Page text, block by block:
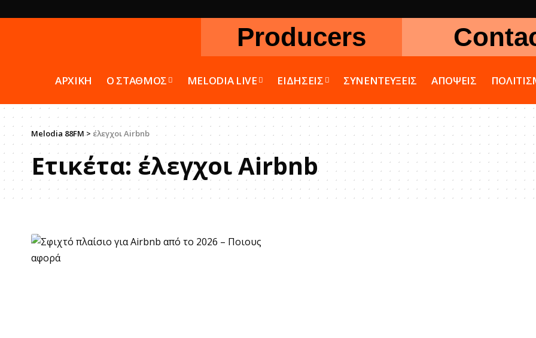
Producers
ΑΡΧΙΚΗ Ο ΣΤΑΘΜΟΣ MELODIA LIVE ΕΙΔΗΣΕΙΣ ΣΥΝΕΝΤΕΥΞΕΙΣ ΑΠΟΨΕΙΣ
Melodia 88FM> έλεγχοι Airbnb
Ετικέτα: έλεγχοι Airbnb